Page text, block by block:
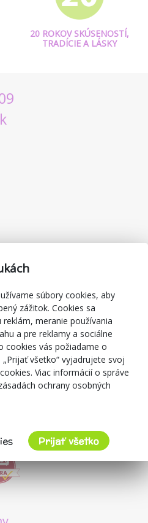
20 ROKOV SKÚSENOSTÍ,
TRADÍCIE A LÁSKY
súbory cookies, aby
zážitok. Cookies sa
meranie používania
a pre reklamy a sociálne
cookies vás požiadame o
všetko“ vyjadrujete svoj
Viac informácií o správe
ochrany osobných
Prijať všetko